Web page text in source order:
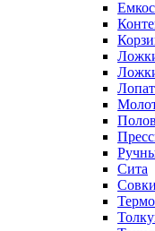
Сита
Совки